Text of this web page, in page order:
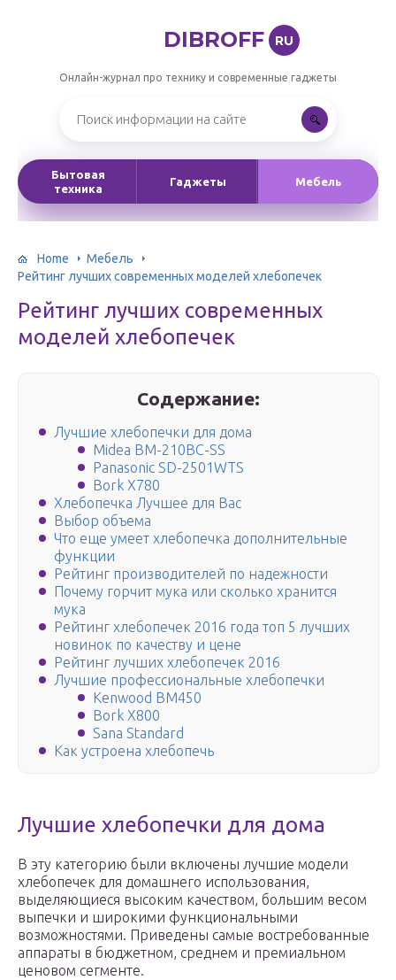
DIBROFF RU
Онлайн-журнал про технику и современные гаджеты
Бытовая
техника
Гаджеты Мебель
Home
Мебель
Рейтинг лучших современных моделей хлебопечек
Рейтинг лучших современных
моделей хлебопечек
Содержание:
Лучшие хлебопечки для дома
Midea BM-210BC-SS
Panasonic SD-2501WTS
Bork X780
Хлебопечка Лучшее для Вас
Выбор объема
Что еще умеет хлебопечка дополнительные
функции
Рейтинг производителей по надежности
Почему горчит мука или сколько хранится
мука
Рейтинг хлебопечек 2016 года топ 5 лучших
новинок по качеству и цене
Рейтинг лучших хлебопечек 2016
Лучшие профессиональные хлебопечки
Kenwood BM450
Bork X800
Sana Standard
Как устроена хлебопечь
Лучшие хлебопечки для дома
В эту категорию были включены лучшие модели
хлебопечек для домашнего использования,
выделяющиеся высоким качеством, большим весом
выпечки и широкими функциональными
возможностями. Приведены самые востребованные
аппараты в бюджетном, среднем и премиальном
ценовом сегменте.